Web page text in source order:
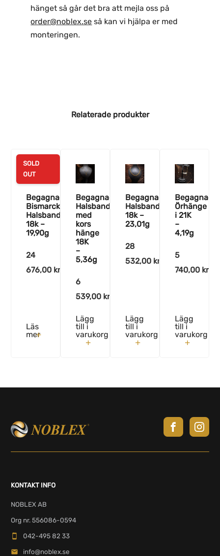
hänget så går det bra att mejla oss på
order@noblex.se så kan vi hjälpa er med
monteringen.
Relaterade produkter
SOLD
OUT
Begagnad
Bismarck
Halsband
18k –
19,90g
24
676,00 kr
Läs
mer
Begagnad
Halsband
med
kors
hänge
18K
–
5,36g
6
539,00 kr
Lägg
till i
varukorg
Begagnad
Halsband
18k –
23,01g
28
532,00 kr
Lägg
till i
varukorg
Begagnade
Örhänge
i 21K
–
4,19g
5
740,00 kr
Lägg
till i
varukorg
KONTAKT INFO
NOBLEX AB
Org nr. 556086-0594
042-495 82 33
info@noblex.se